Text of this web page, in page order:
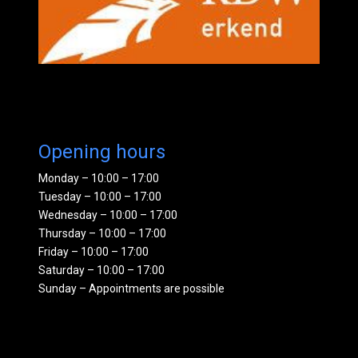
Opening hours
Monday – 10:00 – 17:00
Tuesday – 10:00 – 17:00
Wednesday – 10:00 – 17:00
Thursday – 10:00 – 17:00
Friday – 10:00 – 17:00
Saturday – 10:00 – 17:00
Sunday – Appointments are possible